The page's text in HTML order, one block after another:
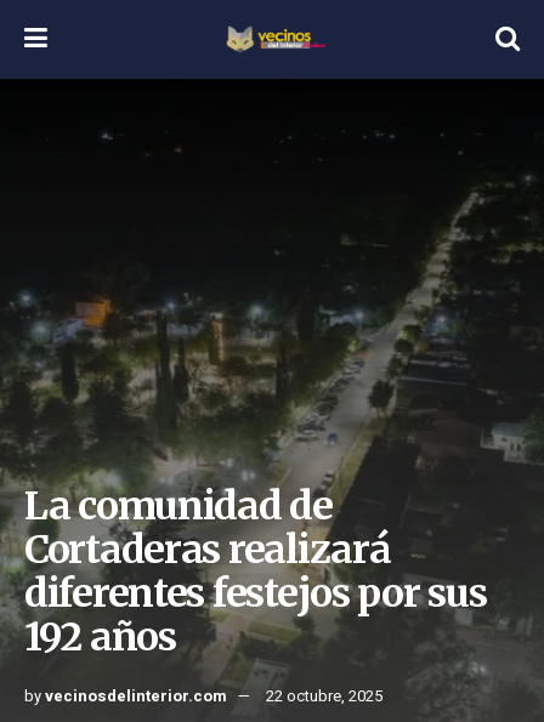
La comunidad de
Cortaderas realizará
diferentes festejos por sus
192 años
byvecinosdelinterior.com 22 octubre, 2025